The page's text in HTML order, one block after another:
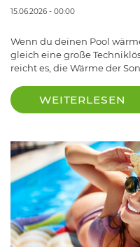
15.06.2026 - 00:00
Wenn du deinen Pool
gleich eine große
reicht es, die Wärme der
WEITERLESEN